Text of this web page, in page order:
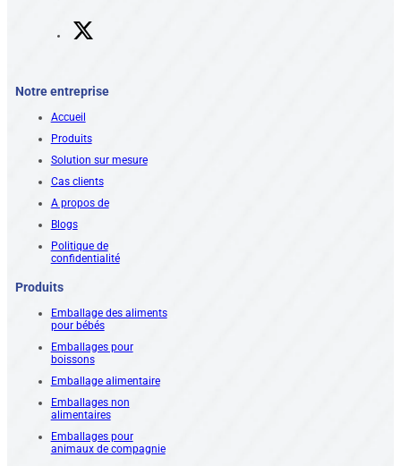
Notre entreprise
Accueil
Produits
Solution sur mesure
Cas clients
A propos de
Blogs
Politique de
confidentialité
Produits
Emballage des aliments
pour bébés
Emballages pour
boissons
Emballage alimentaire
Emballages non
alimentaires
Emballages pour
animaux de compagnie